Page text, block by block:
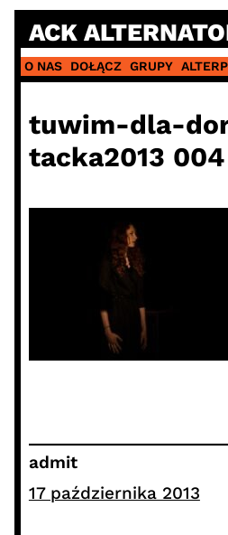
Skip
content
ACK
O NAS DOŁĄCZ GRUPY
tuwim-dla-
tacka2013 004
admit
17 października 2013